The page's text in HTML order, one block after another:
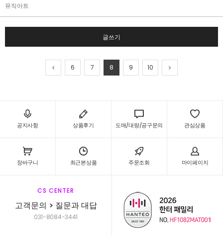
뮤직아트
글쓰기
6 7 8 9 10
공지사항 상품후기 도매/대량/공구문의 관심상품
장바구니 최근본상품 주문조회 마이페이지
CS CENTER
고객문의 > 질문과 대답
031-8084-3441